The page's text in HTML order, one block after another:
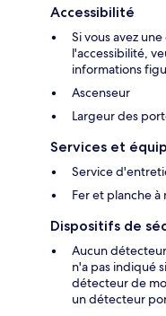
Accessibilité
Si vous avez
l'accessibilité,
informations
Ascenseur
Largeur des
Services et
Service
Fer et planche à
Dispositifs de
Aucun
n'a pas indiqué
détecteur de
un détecteur